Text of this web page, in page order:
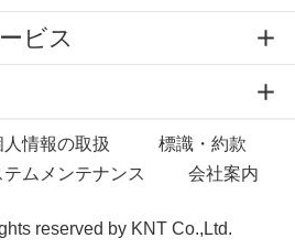
ビス
人情報の取扱
標識・約款
テムメンテナンス 会社案内
reserved by KNT Co.,Ltd.